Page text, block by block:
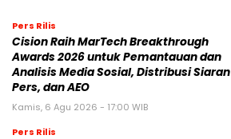
Pers Rilis
Cision Raih MarTech Breakthrough
Awards 2026 untuk Pemantauan dan
Analisis Media Sosial, Distribusi Siaran
Pers, dan AEO
Kamis, 6 Agu 2026 - 17:00 WIB
Pers Rilis